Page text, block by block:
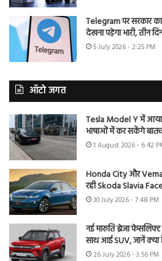
Telegram पर सरकार
देखना पड़ेगा भारी, तीन
5 July 2026 - 2:25 PM
ऑटो जगत
Tesla Model Y में
भाषाओं में कर सकेंगे
1 August 2026 - 6:42
Honda City और
रही Skoda Slavia
30 July 2026 - 7:48 PM
नई मारुति ब्रेजा
साथ आई SUV, जानें
26 July 2026 - 3:56 PM